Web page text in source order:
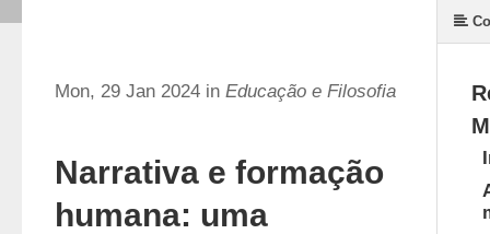
Mon, 29 Jan 2024 in Educação e Filosofia
Narrativa e formação
humana: uma